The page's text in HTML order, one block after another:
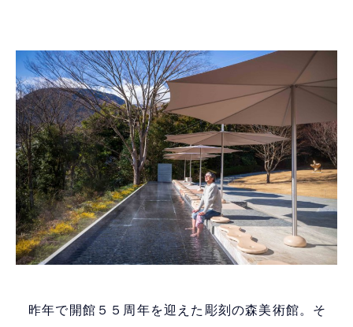
昨年で開館５５周年を迎えた彫刻の森美術館。そ